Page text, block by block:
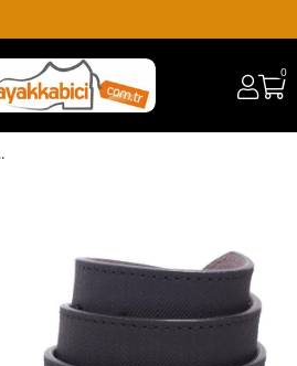
0
Deri Erkek Kemer